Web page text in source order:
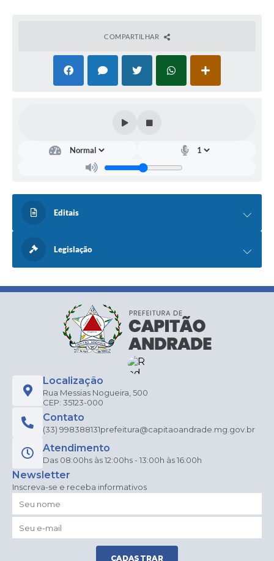
COMPARTILHAR
Editais
Legislação
Localização
Rua Messias Nogueira, 500
CEP: 35123-000
Contato
(33) 998388131prefeitura@capitaoandrade.mg.gov.br
Atendimento
Das 08:00hs às 12:00hs - 13:00h às 16:00h
Newsletter
Inscreva-se e receba informativos
CADASTRAR